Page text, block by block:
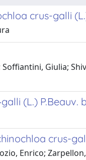
crus-galli
Giulia;
(L.) P.Beauv.
crus-
Enrico;